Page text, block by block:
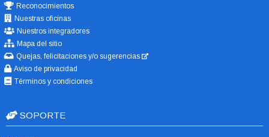
Reconocimientos
Nuestras oficinas
Nuestros integradores
Mapa del sitio
Quejas, felicitaciones y/o sugerencias
Aviso de privacidad
Términos y condiciones
SOPORTE